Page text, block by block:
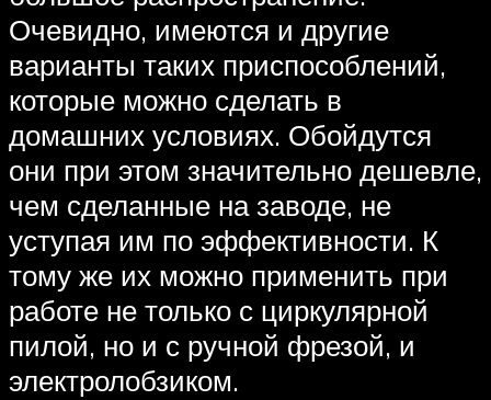
Очевидно, имеются и другие
варианты таких приспособлений,
которые можно сделать в
домашних условиях. Обойдутся
они при этом значительно дешевле,
чем сделанные на заводе, не
уступая им по эффективности. К
тому же их можно применить при
работе не только с циркулярной
пилой, но и с ручной фрезой, и
электролобзиком.